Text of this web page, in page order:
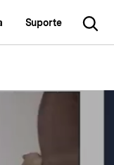
mais
geral
Utilitários
Suporte